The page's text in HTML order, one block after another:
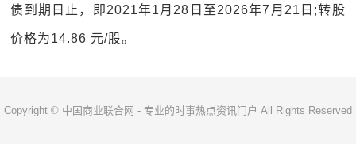
债到期日止，即2021年1月28日至2026年7月21日;转股
价格为14.86 元/股。
Copyright © 中国商业联合网 - 专业的时事热点资讯门户 All Rights Reserved